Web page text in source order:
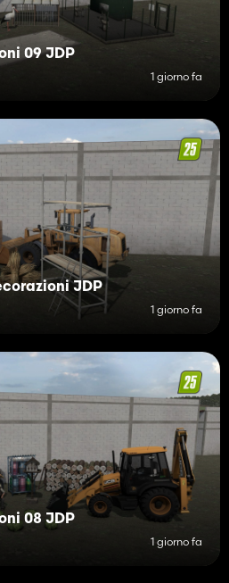
09 JDP
1 giorno fa
JDP
1 giorno fa
08 JDP
1 giorno fa